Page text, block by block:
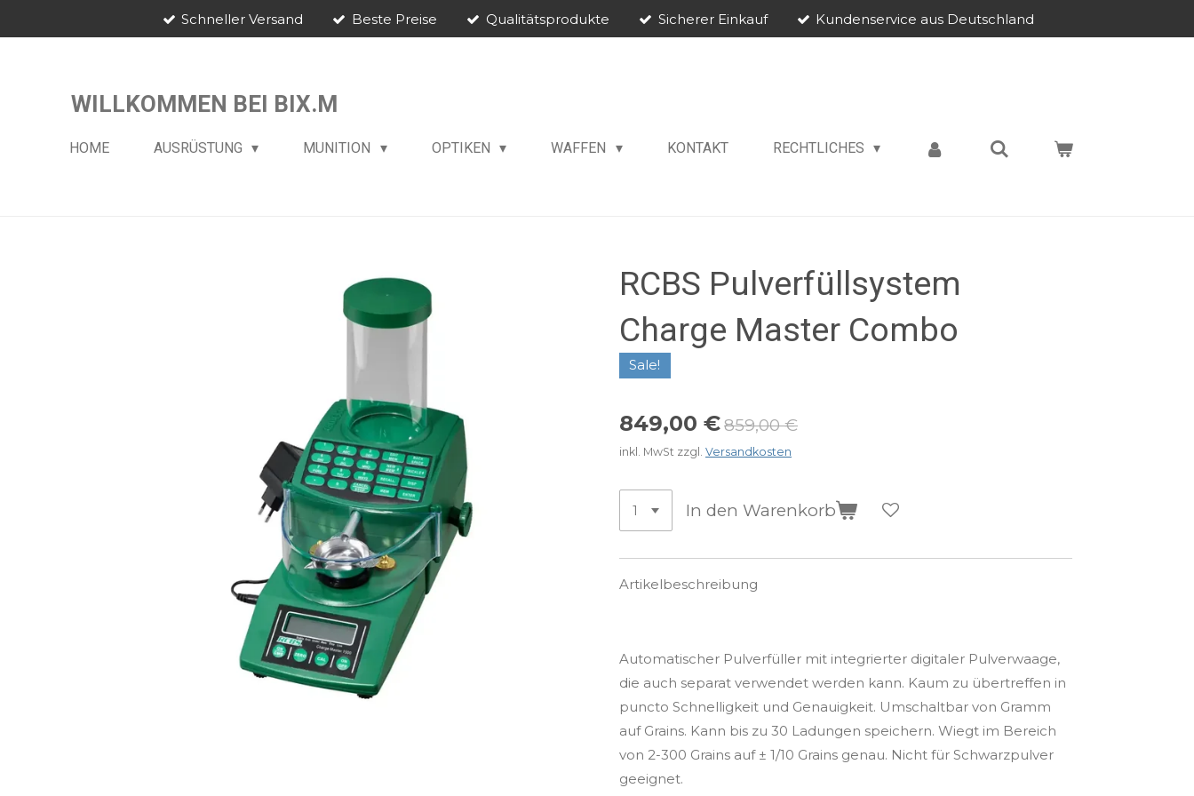
Schneller Versand Beste Preise Qualitätsprodukte Sicherer Einkauf Kundenservice aus Deutschland
WILLKOMMEN BEI BIX.M
HOME AUSRÜSTUNG MUNITION OPTIKEN WAFFEN KONTAKT RECHTLICHES
RCBS Pulverfüllsystem
Charge Master Combo
Sale!
849,00 €859,00 €
inkl. MwSt zzgl. Versandkosten
In den Warenkorb
Artikelbeschreibung
Automatischer Pulverfüller mit integrierter digitaler Pulverwaage,
die auch separat verwendet werden kann. Kaum zu übertreffen in
puncto Schnelligkeit und Genauigkeit. Umschaltbar von Gramm
auf Grains. Kann bis zu 30 Ladungen speichern. Wiegt im Bereich
von 2-300 Grains auf ± 1/10 Grains genau. Nicht für Schwarzpulver
geeignet.